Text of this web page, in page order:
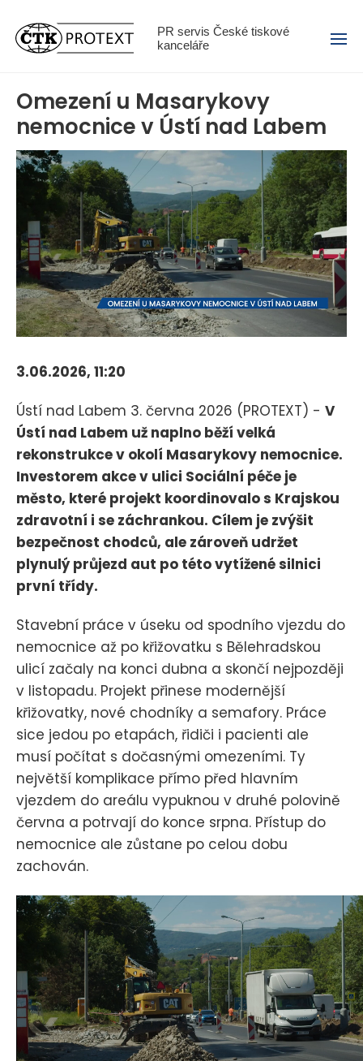
PR servis České tiskové
kanceláře
Menu
Omezení u Masarykovy
nemocnice v Ústí nad Labem
3.06.2026, 11:20
Ústí nad Labem 3. června 2026 (PROTEXT) - V
Ústí nad Labem už naplno běží velká
rekonstrukce v okolí Masarykovy nemocnice.
Investorem akce v ulici Sociální péče je
město, které projekt koordinovalo s Krajskou
zdravotní i se záchrankou. Cílem je zvýšit
bezpečnost chodců, ale zároveň udržet
plynulý průjezd aut po této vytížené silnici
první třídy.
Stavební práce v úseku od spodního vjezdu do
nemocnice až po křižovatku s Bělehradskou
ulicí začaly na konci dubna a skončí nejpozději
v listopadu. Projekt přinese modernější
křižovatky, nové chodníky a semafory. Práce
sice jedou po etapách, řidiči i pacienti ale
musí počítat s dočasnými omezeními. Ty
největší komplikace přímo před hlavním
vjezdem do areálu vypuknou v druhé polovině
června a potrvají do konce srpna. Přístup do
nemocnice ale zůstane po celou dobu
zachován.